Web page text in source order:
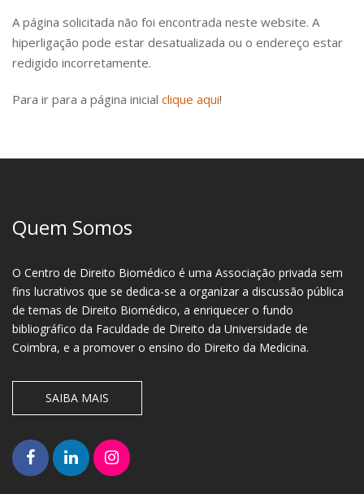
A página solicitada não foi encontrada neste website. A
hiperligação pode estar desatualizada ou o endereço estar
redigido incorretamente.
Para ir para a página inicial clique aqui!
Quem Somos
O Centro de Direito Biomédico é uma Associação privada sem
fins lucrativos que se dedica-se a organizar a discussão pública
de temas de Direito Biomédico, a enriquecer o fundo
bibliográfico da Faculdade de Direito da Universidade de
Coimbra, e a promover o ensino do Direito da Medicina.
SAIBA MAIS